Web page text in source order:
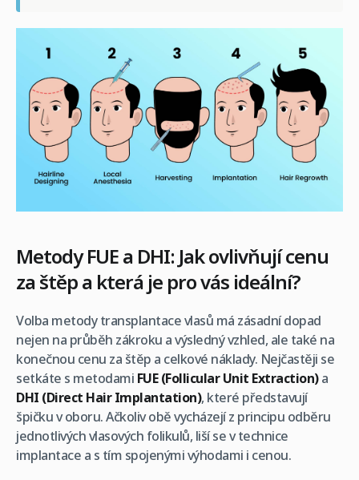
Metody FUE a DHI: Jak ovlivňují cenu
za štěp a která je pro vás ideální?
Volba metody transplantace vlasů má zásadní dopad
nejen na průběh zákroku a výsledný vzhled, ale také na
konečnou cenu za štěp a celkové náklady. Nejčastěji se
setkáte s metodami FUE (Follicular Unit Extraction)a
DHI (Direct Hair Implantation), které představují
špičku v oboru. Ačkoliv obě vycházejí z principu odběru
jednotlivých vlasových folikulů, liší se v technice
implantace a s tím spojenými výhodami i cenou.